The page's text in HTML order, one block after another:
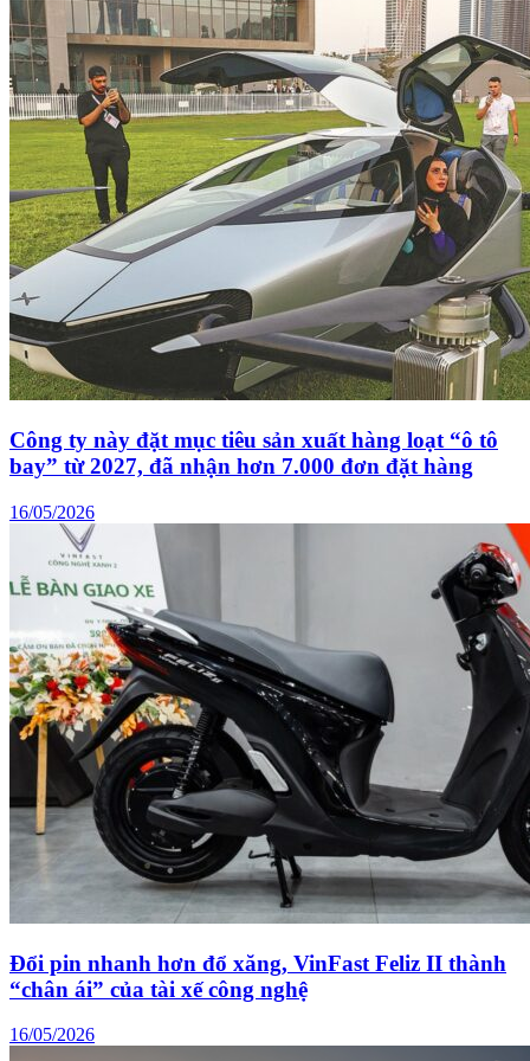
Công ty này đặt mục tiêu sản xuất hàng loạt “ô tô
bay” từ 2027, đã nhận hơn 7.000 đơn đặt hàng
16/05/2026
Đổi pin nhanh hơn đổ xăng, VinFast Feliz II thành
“chân ái” của tài xế công nghệ
16/05/2026